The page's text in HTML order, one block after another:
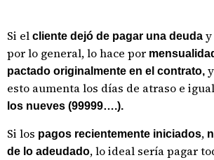
Si el cliente dejó de pagar una deuda
por lo general, lo hace por
pactado originalmente en el contrato,
esto aumenta los días de atraso e
los nueves (99999….).
Si los pagos recientemente iniciados,
de lo adeudado, lo ideal sería pagar